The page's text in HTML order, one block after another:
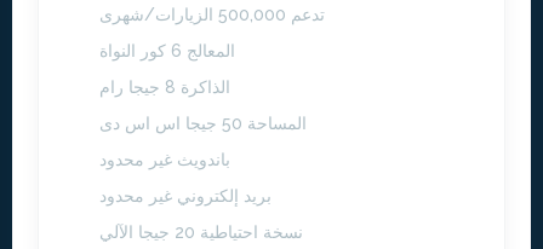
تدعم 500,000 الزيارات/شهرى
المعالج 6 كور النواة
الذاكرة 8 جيجا رام
المساحة 50 جيجا اس اس دى
باندويث غير محدود
بريد إلكتروني غير محدود
نسخة احتياطية 20 جيجا الآلي